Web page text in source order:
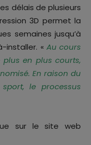
délais de plusieurs
3D permet la
semaines jusqu’à
« Au cours
en plus courts,
En raison du
le processus
sur le site web